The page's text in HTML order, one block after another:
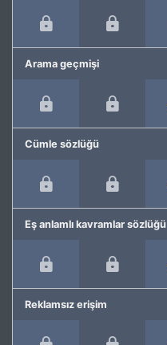
Arama geçmişi
Cümle sözlüğü
Eş anlamlı kavramlar sözlüğü
Reklamsız erişim